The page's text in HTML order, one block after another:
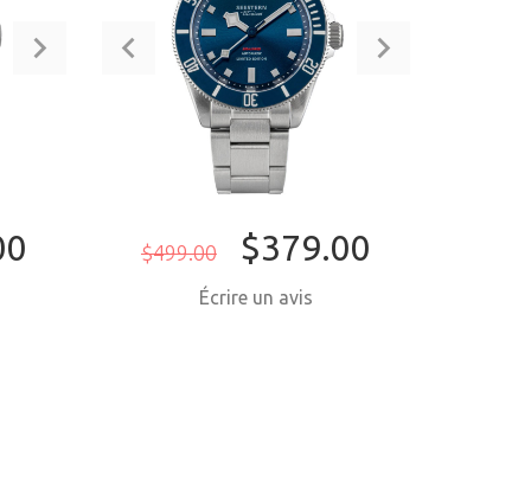
$499.00 $379.00
Écrire un avis